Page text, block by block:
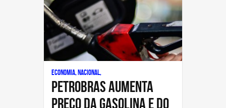
Economia, Nacional,
Petrobras aumenta
preço da gasolina e do